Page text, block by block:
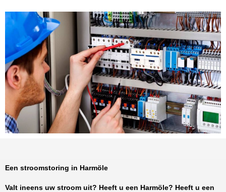
Een stroomstoring in Harmöle
Valt ineens uw stroom uit? Heeft u een Harmöle? Heeft u een